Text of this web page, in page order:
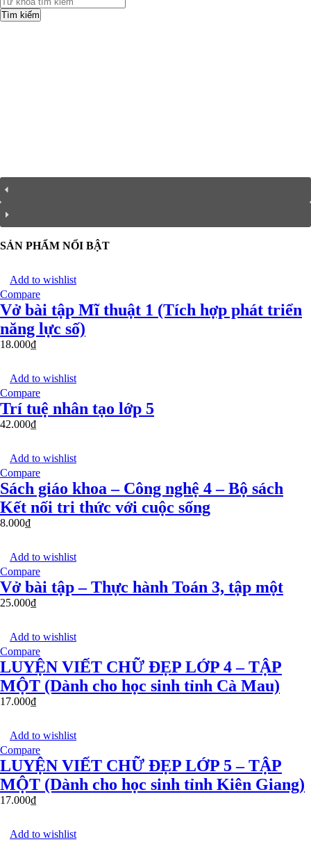
Tìm kiếm
SẢN PHẨM NỔI BẬT
Add to wishlist
Compare
Vở bài tập Mĩ thuật 1 (Tích hợp phát triển
năng lực số)
18.000₫
Add to wishlist
Compare
Trí tuệ nhân tạo lớp 5
42.000₫
Add to wishlist
Compare
Sách giáo khoa – Công nghệ 4 – Bộ sách
Kết nối tri thức với cuộc sống
8.000₫
Add to wishlist
Compare
Vở bài tập – Thực hành Toán 3, tập một
25.000₫
Add to wishlist
Compare
LUYỆN VIẾT CHỮ ĐẸP LỚP 4 – TẬP
MỘT (Dành cho học sinh tỉnh Cà Mau)
17.000₫
Add to wishlist
Compare
LUYỆN VIẾT CHỮ ĐẸP LỚP 5 – TẬP
MỘT (Dành cho học sinh tỉnh Kiên Giang)
17.000₫
Add to wishlist